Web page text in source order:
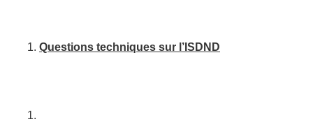
Questions techniques sur l’ISDND